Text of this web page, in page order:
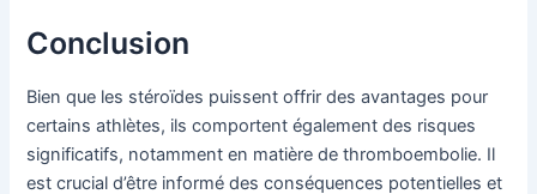
Conclusion
Bien que les stéroïdes puissent offrir des avantages pour
certains athlètes, ils comportent également des risques
significatifs, notamment en matière de thromboembolie. Il
est crucial d’être informé des conséquences potentielles et